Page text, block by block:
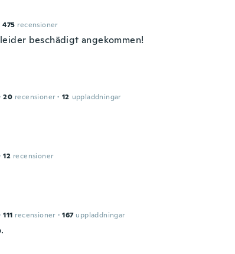
475 recensioner
beschädigt angekommen!
20 recensioner · 12 uppladdningar
12 recensioner
111 recensioner · 167 uppladdningar